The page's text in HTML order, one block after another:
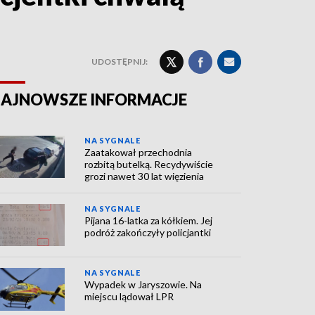
UDOSTĘPNIJ:
INFORMACJE
NA SYGNALE
Zaatakował przechodnia
rozbitą butelką. Recydywiście
grozi nawet 30 lat więzienia
NA SYGNALE
Pijana 16-latka za kółkiem. Jej
podróż zakończyły policjantki
NA SYGNALE
Wypadek w Jaryszowie. Na
miejscu lądował LPR